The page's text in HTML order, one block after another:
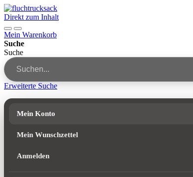
Direkt zum Inhalt
Mein Warenkorb
Suche
Suche
Erweiterte Suche
Mein Konto
Mein Wunschzettel
Anmelden